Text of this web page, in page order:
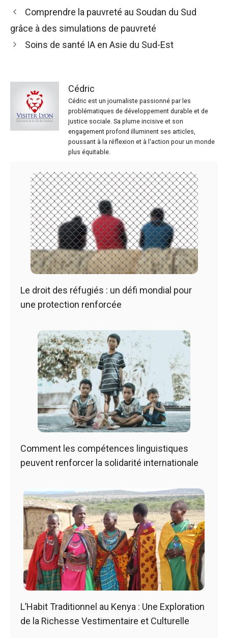
Comprendre la pauvreté au Soudan du Sud
grâce à des simulations de pauvreté
Soins de santé IA en Asie du Sud-Est
Cédric
Cédric est un journaliste passionné par les
problématiques de développement durable et de
justice sociale. Sa plume incisive et son
engagement profond illuminent ses articles,
poussant à la réflexion et à l'action pour un monde
plus équitable.
Le droit des réfugiés : un défi mondial pour
une protection renforcée
Comment les compétences linguistiques
peuvent renforcer la solidarité internationale
L’Habit Traditionnel au Kenya : Une Exploration
de la Richesse Vestimentaire et Culturelle